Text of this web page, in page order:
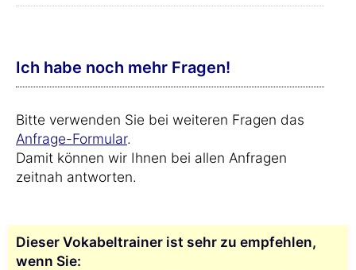
Ich habe noch mehr Fragen!
Bitte verwenden Sie bei weiteren Fragen das
Anfrage-Formular.
Damit können wir Ihnen bei allen Anfragen
zeitnah antworten.
Dieser Vokabeltrainer ist sehr zu empfehlen,
wenn Sie: